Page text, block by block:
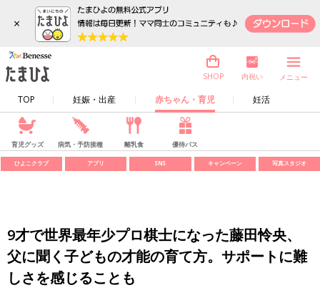
×
TOP 妊娠・出産 赤ちゃん・育児 妊活
SHOP 内祝い メニュー
育児グッズ 病気・予防接種 離乳食 優待パス
ひよこクラブ アプリ SNS キャンペーン 写真スタジオ
9才で世界最年少プロ棋士になった藤田怜央、
父に聞く子どもの才能の育て方。サポートに難
しさを感じることも